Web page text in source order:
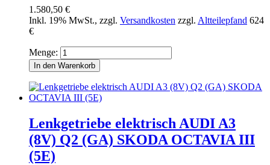
1.580,50 €
Inkl. 19% MwSt., zzgl. Versandkosten zzgl. Altteilepfand 624
€
Menge:
In den Warenkorb
Lenkgetriebe elektrisch AUDI A3
(8V) Q2 (GA) SKODA OCTAVIA III
(5E)